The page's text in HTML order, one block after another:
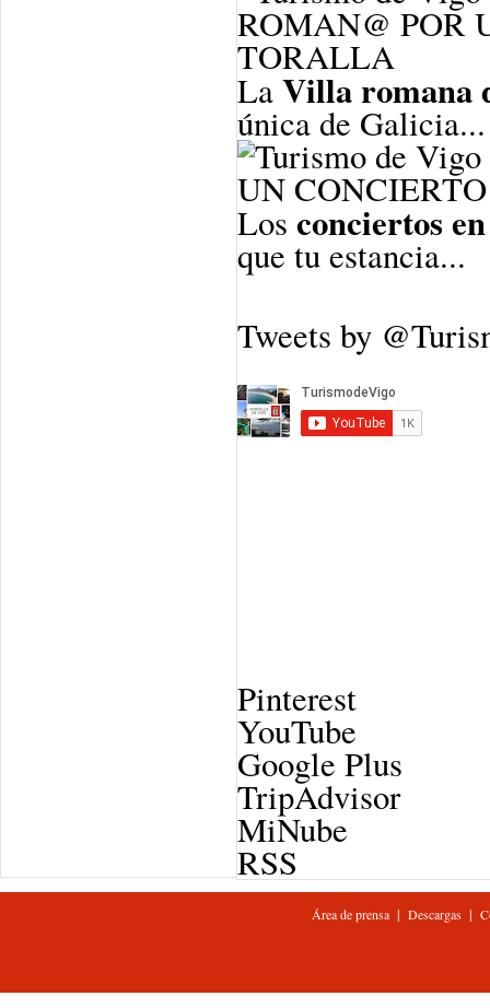
ROMAN@
TORALLA
LaVilla romana
única de Galicia...
UN
Los conciertos
que tu estancia...
Tweets by
Pinterest
YouTube
Google Plus
TripAdvisor
MiNube
RSS
Área de prensa| Descargas|